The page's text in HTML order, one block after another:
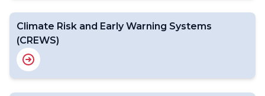
Climate Risk and Early Warning Systems
(CREWS)